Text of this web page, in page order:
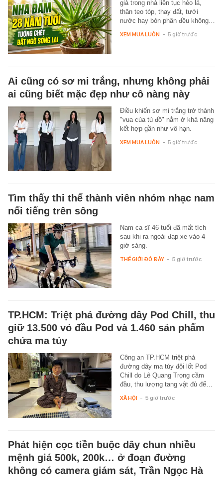
già trong nhà liên tục héo lá,
thân teo tóp, thay đất, tưới
nước hay bón phân đều không…
XEM MUA LUÔN - 5 giờ trước
Ai cũng có sơ mi trắng, nhưng không phải
ai cũng biết mặc đẹp như cô nàng này
Điều khiến sơ mi trắng trở thành
"vua của tủ đồ" nằm ở khả năng
kết hợp gần như vô hạn.
XEM MUA LUÔN - 5 giờ trước
Tìm thấy thi thể thành viên nhóm nhạc nam
nổi tiếng trên sông
Nam ca sĩ 46 tuổi đã mất tích
sau khi ra ngoài đạp xe vào 4
giờ sáng.
THẾ GIỚI ĐÓ ĐÂY - 5 giờ trước
TP.HCM: Triệt phá đường dây Pod Chill, thu
giữ 13.500 vỏ đầu Pod và 1.460 sản phẩm
chứa ma túy
Công an TP.HCM triệt phá
đường dây ma túy đội lốt Pod
Chill do Lê Quang Trọng cầm
đầu, thu lượng tang vật đủ để…
XÃ HỘI - 5 giờ trước
Phát hiện cọc tiền buộc dây chun nhiều
mệnh giá 500k, 200k… ở đoạn đường
không có camera giám sát, Trần Ngọc Hà